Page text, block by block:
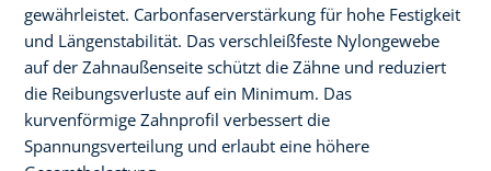
gewährleistet. Carbonfaserverstärkung für hohe Festigkeit
und Längenstabilität. Das verschleißfeste Nylongewebe
auf der Zahnaußenseite schützt die Zähne und reduziert
die Reibungsverluste auf ein Minimum. Das
kurvenförmige Zahnprofil verbessert die
Spannungsverteilung und erlaubt eine höhere